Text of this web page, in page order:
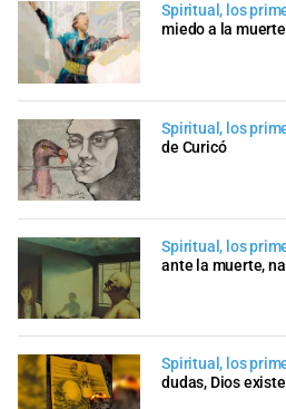
Spiritual, los
miedo a la muerte
Spiritual, los
de Curicó
Spiritual, los
ante la muerte,
Spiritual, los
dudas, Dios